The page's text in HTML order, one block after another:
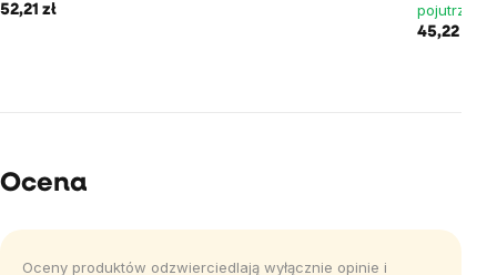
52,21 zł
pojutrze
45,22 zł
Ocena
Oceny produktów odzwierciedlają wyłącznie opinie i